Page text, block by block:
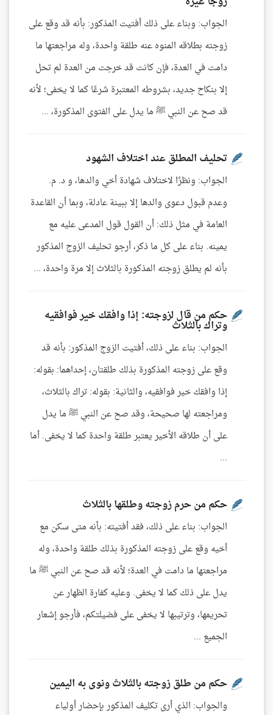
الجواب: وبناء على ذلك أفتيت المذكور: بأنه قد وقع على
زوجته بطلاقه المنوه عنه طلقة واحدة، وله مراجعتها ما
دامت في العدة، فإن كانت قد خرجت من العدة لم تحل
إلا بنكاح جديد، بشروطه المعتبرة شرعًا كما لا يخفى؛ لأنه
قد صح عن النبي ﷺ ما يدل على الفتوى المذكورة، ...
تحليف المطلق عند اختلاف الشهود
الجواب: ونظرًا لاختلاف شهادة أخي والدها، و د. م.
وعدم قبول دعوى والدها إلا ببينة عادلة، وبما أن القاعدة
العامة في مثل ذلك: أن القول قول المدعى عليه مع
يمينه. بناء على كل ما ذكر، أرجو تحليف الزوج المذكور
بأنه لم يطلق زوجته المذكورة بالثلاث إلا مرة واحدة، ...
حكم من قال لزوجته: إذا وافقك خير فوافقيه
وتراك بالثلاث
الجواب: بناء على ذلك، أفتيت الزوج المذكور: بأنه قد
وقع على زوجته المذكورة بذلك طلقتان، إحداهما: بقوله:
إذا وافقك خير فوافقيه، والثانية: بقوله: تراك بالثلاث،
ومراجعته لها صحيحة، وقد صح عن النبي ﷺ ما يدل
على أن طلاقه الأخير يعتبر طلقة واحدة كما لا يخفى. أما
...
حكم من حرم زوجته وطلقها بالثلاث
الجواب: بناء على ذلك، فقد أفتيته: بأنه متى سكن مع
أخيه وقع على زوجته المذكورة بذلك طلقة واحدة، وله
مراجعتها ما دامت في العدة؛ لأنه قد صح عن النبي ﷺ ما
يدل على ذلك كما لا يخفى. وعليه كفارة الظهار عن
تحريمها، وترتيبها لا يخفى على فضيلتكم، فأرجو إشعار
الجميع ...
حكم من طلق زوجته بالثلاث ونوى به اليمين
والجواب: الذي أرى تكليف المذكور بإحضار أولياء